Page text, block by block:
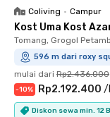
Coliving • Campur
Kost Uma Kost
Tomang, Grogol
596 m dari roxy
mulai dari Rp2.436.000
-10% Rp2.192.400 /
Diskon sewa min. 12